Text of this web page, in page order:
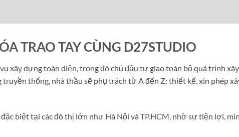
TRAO TAY CÙNG D27STUDIO
xây dựng toàn diện, trong đó chủ đầu tư giao toàn bộ quá trình
truyền thống, nhà thầu sẽ phụ trách từ A đến Z: thiết kế, xin phép
biệt tại các đô thị lớn như Hà Nội và TP.HCM, nhờ sự tiện lợi,